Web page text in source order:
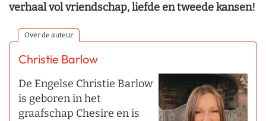
verhaal vol vriendschap, liefde en tweede kansen!
Over de auteur
Christie Barlow
De Engelse Christie Barlow
is geboren in het
graafschap Chesire en is